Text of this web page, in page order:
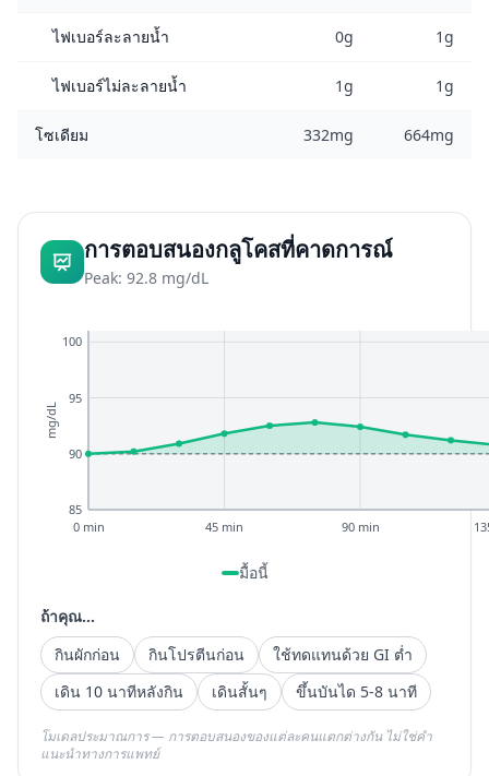
ไฟเบอร์ละลายน้ำ 0g 1g
ไฟเบอร์ไม่ละลายน้ำ 1g 1g
โซเดียม 332mg 664mg
การตอบสนองกลูโคสที่คาดการณ์
Peak: 92.8 mg/dL
85
90
95
100
0 min 45 min 90 min
mg/dL
มื้อนี้
ถ้าคุณ...
กินผักก่อน
กินโปรตีนก่อน
ใช้ทดแทนด้วย GI ต่ำ
เดิน 10 นาทีหลังกิน
เดินสั้นๆ ขึ้นบันได 5-8 นาที
โมเดลประมาณการ — การตอบสนองของแต่ละคนแตกต่างกัน ไม่ใช่คำ
แนะนำทางการแพทย์